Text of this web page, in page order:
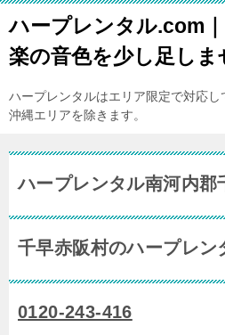
ハープレンタル.com
楽の音色を少し足しま
ハープレンタルはエリア限定で対応し
沖縄エリアを除きます。
ハープレンタル南河内郡
千早赤阪村のハープレン
0120-243-416